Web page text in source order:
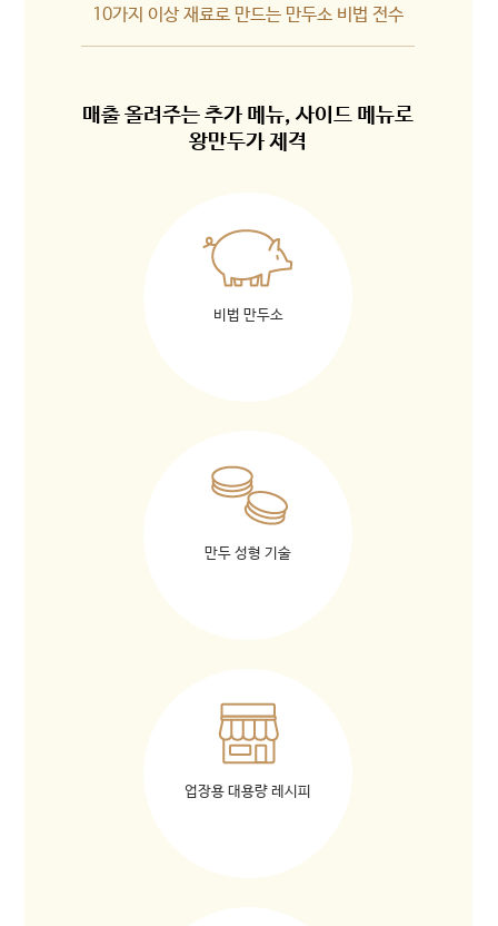
10가지 이상 재료로 만드는 만두소 비법 전수
매출 올려주는 추가 메뉴, 사이드 메뉴로
왕만두가 제격
비법 만두소
만두 성형 기술
업장용 대용량 레시피